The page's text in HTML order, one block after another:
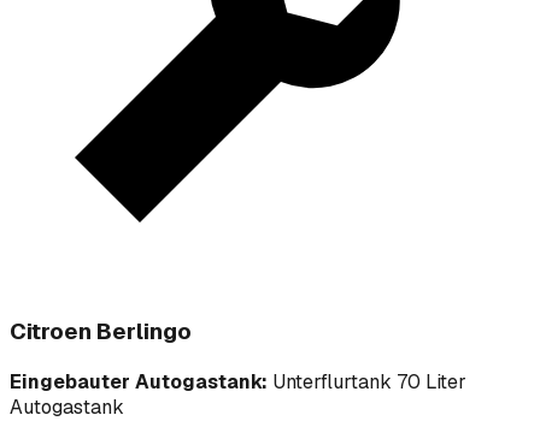
Citroen Berlingo
Eingebauter Autogastank: Unterflurtank 70 Liter
Autogastank